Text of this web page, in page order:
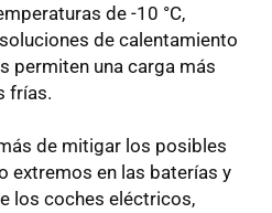
de -10 °C,
de calentamiento
permiten una carga más
frías.
de mitigar los posibles
extremos en las baterías y
los coches eléctricos,